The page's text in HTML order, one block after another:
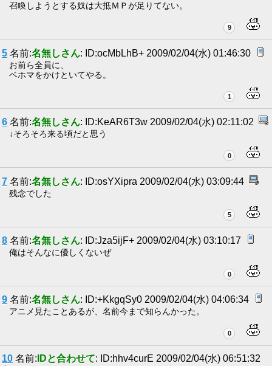
召喚しようとする奴は大抵ＭＰが足りてない。
9
5 名前:名無しさん: ID:ocMbLhB+ 2009/02/04(水) 01:46:30
お前ら全員に、
ベホマをかけといてやる。
1
6 名前:名無しさん: ID:KeAR6T3w 2009/02/04(水) 02:11:02
↓そろそろ来る頃だと思う
0
7 名前:名無しさん: ID:osYXipra 2009/02/04(水) 03:09:44
残念でした
5
8 名前:名無しさん: ID:Jza5ijF+ 2009/02/04(水) 03:10:17
俺はそんなに優しくないぜ
0
9 名前:名無しさん: ID:+KkgqSy0 2009/02/04(水) 04:06:34
アニメ見たことあるが、名前今まで知らんかった。
0
10 名前: IDと合わせて: ID:hhv4curE 2009/02/04(水) 06:51:32